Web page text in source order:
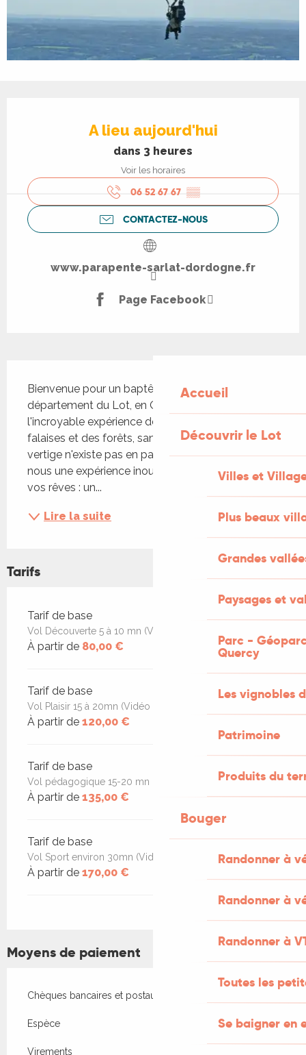
Accueil
Découvrir le Lot
Villes et
Plus beaux
Grandes
Paysages et
Parc -
Quercy
Les vignobles
Patrimoine
Produits du
Bouger
Randonner à
Randonner à
Randonner à
Toutes les
Se baigner en
A lieu aujourd'hui
dans 3 heures
Voir les horaires
06 52 67 67 ▒▒
CONTACTEZ-NOUS
www.parapente-sarlat-dordogne.fr
Page Facebook
Bienvenue pour un baptême parapente dans le
département du Lot, en Occitanie ! Vivez
l'incroyable expérience de planer au-dessus des
falaises et des forêts, sans aucune crainte car le
vertige n'existe pas en parapente. Partagez avec
nous une expérience inoubliable qui alimentera
vos rêves : un...
Lire la suite
Tarifs
Tarifs 2026
Tarif de base
Vol Découverte 5 à 10 mn (Vidéo embarquée +30€)
À partir de 80,00 €
Tarif de base
Vol Plaisir 15 à 20mn (Vidéo embarquée + 30€)
À partir de 120,00 €
Tarif de base
Vol pédagogique 15-20 mn (Vidéo embarquée 30€)
À partir de 135,00 €
Tarif de base
Vol Sport environ 30mn (Vidéo embarquée +30€)
À partir de 170,00 €
Moyens de paiement
Chèques bancaires et postaux
Espèce
Virements